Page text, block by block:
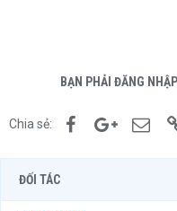
BẠN PHẢI ĐĂNG
Chia sẻ: FacebookGoogle+
ĐỐI TÁC